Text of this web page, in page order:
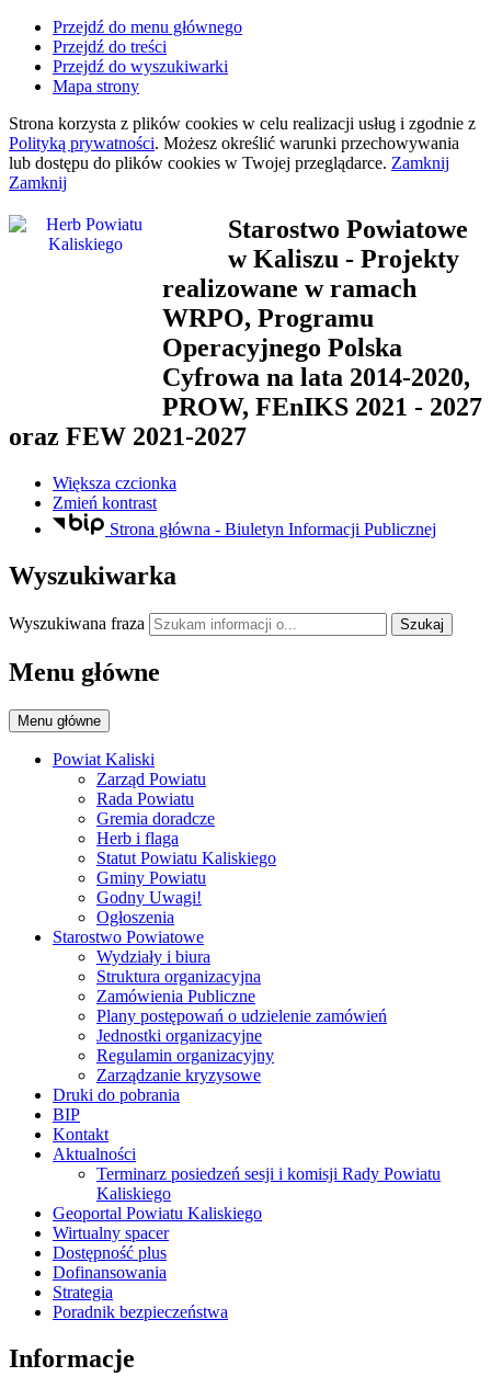
Przejdź do menu głównego
Przejdź do treści
Przejdź do wyszukiwarki
Mapa strony
Strona korzysta z plików cookies w celu realizacji usług i zgodnie z
Polityką prywatności. Możesz określić warunki przechowywania
lub dostępu do plików cookies w Twojej przeglądarce. Zamknij
Zamknij
Starostwo Powiatowe
w Kaliszu - Projekty
realizowane w ramach
WRPO, Programu
Operacyjnego Polska
Cyfrowa na lata 2014-2020,
PROW, FEnIKS 2021 - 2027
oraz FEW 2021-2027
Większa czcionka
Zmień kontrast
Strona główna - Biuletyn Informacji Publicznej
Wyszukiwarka
Wyszukiwana fraza Szukaj
Menu główne
Menu główne
Powiat Kaliski
Zarząd Powiatu
Rada Powiatu
Gremia doradcze
Herb i flaga
Statut Powiatu Kaliskiego
Gminy Powiatu
Godny Uwagi!
Ogłoszenia
Starostwo Powiatowe
Wydziały i biura
Struktura organizacyjna
Zamówienia Publiczne
Plany postępowań o udzielenie zamówień
Jednostki organizacyjne
Regulamin organizacyjny
Zarządzanie kryzysowe
Druki do pobrania
BIP
Kontakt
Aktualności
Terminarz posiedzeń sesji i komisji Rady Powiatu
Kaliskiego
Geoportal Powiatu Kaliskiego
Wirtualny spacer
Dostępność plus
Dofinansowania
Strategia
Poradnik bezpieczeństwa
Informacje